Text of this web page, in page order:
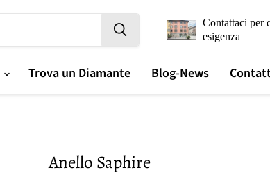
Contattaci per
esigenza
Trova un Diamante Blog-News
Anello Saphire